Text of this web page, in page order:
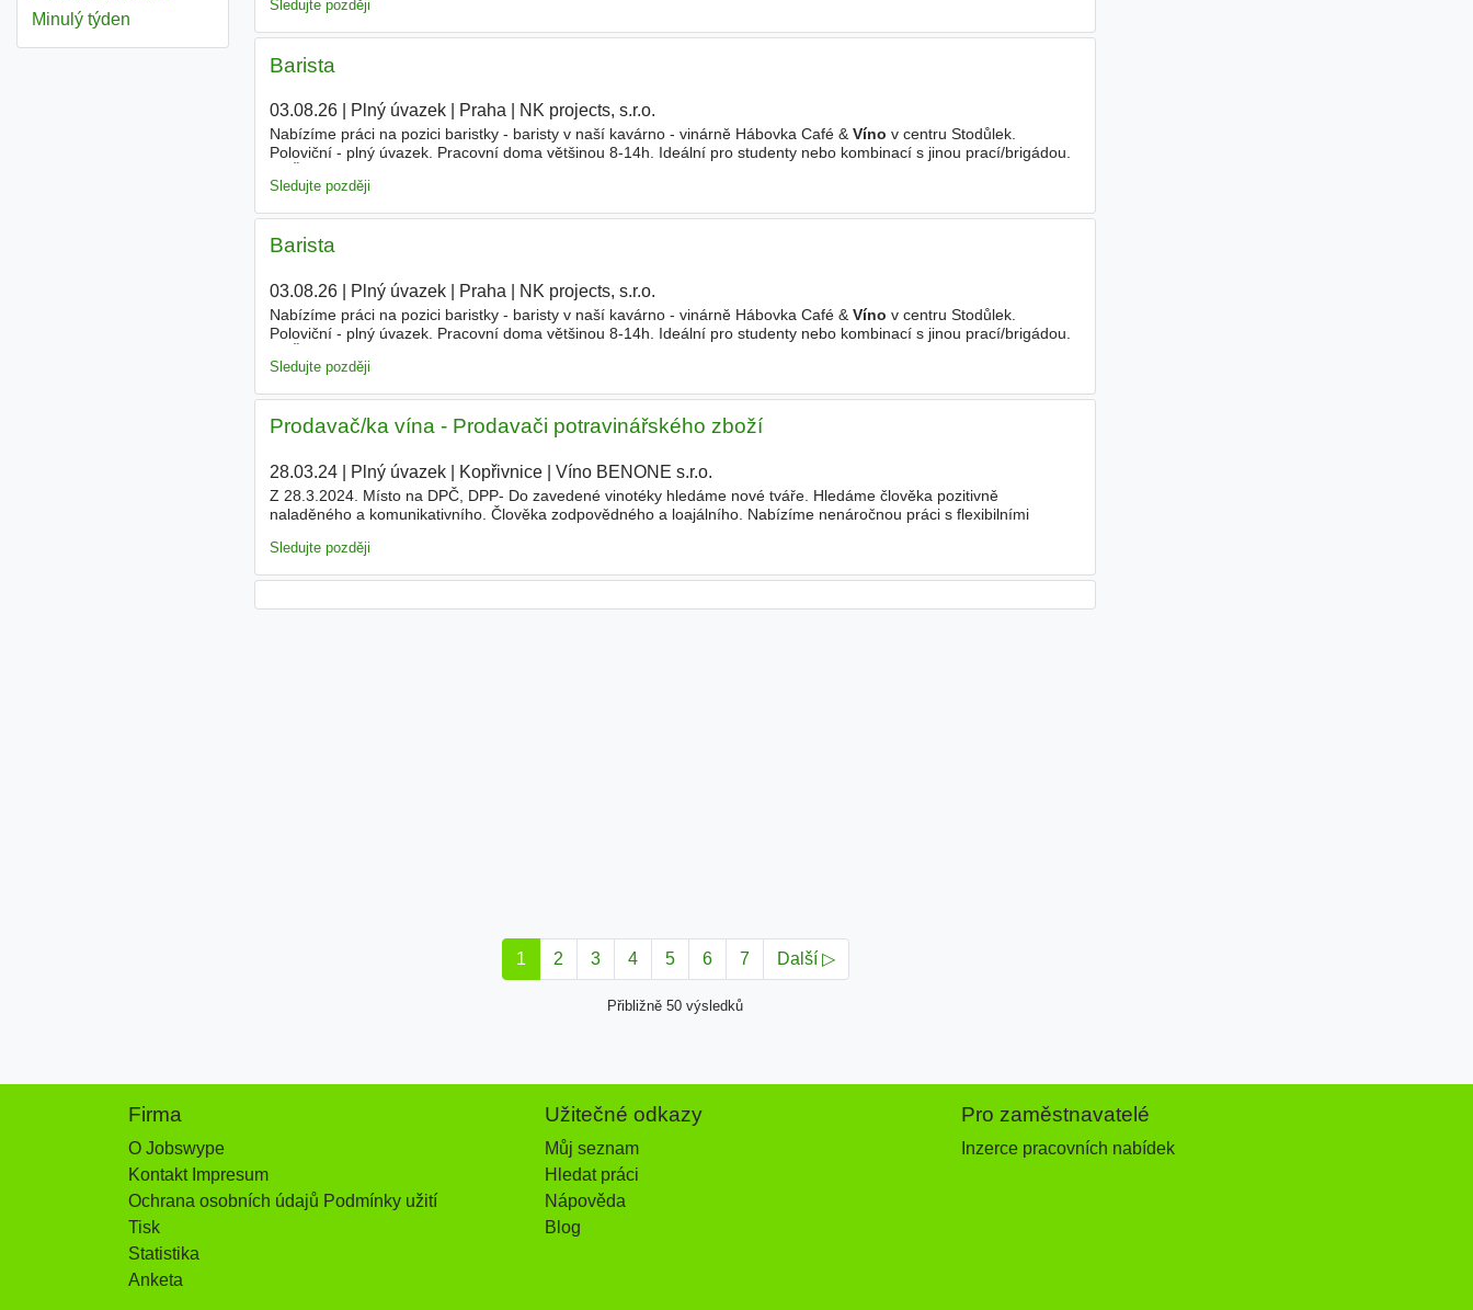
Minulý týden
Sledujte později
Barista
03.08.26| Plný úvazek| Praha NK projects, s.r.o.
Nabízíme práci na pozici baristky - baristy v naší kavárno - vinárně Hábovka Café & Víno v centru Stodůlek.
Poloviční - plný úvazek. Pracovní doma většinou 8-14h. Ideální pro studenty nebo kombinací s jinou prací/brigádou.
Sledujte později
Barista
03.08.26| Plný úvazek| Praha NK projects, s.r.o.
Nabízíme práci na pozici baristky - baristy v naší kavárno - vinárně Hábovka Café & Víno v centru Stodůlek.
Poloviční - plný úvazek. Pracovní doma většinou 8-14h. Ideální pro studenty nebo kombinací s jinou prací/brigádou.
Sledujte později
Prodavač/ka vína - Prodavači potravinářského zboží
28.03.24| Plný úvazek| Kopřivnice| Víno BENONE s.r.o.
Z 28.3.2024. Místo na DPČ, DPP- Do zavedené vinotéky hledáme nové tváře. Hledáme člověka pozitivně
naladěného a komunikativního. Člověka zodpovědného a loajálního. Nabízíme nenáročnou práci s flexibilními
Sledujte později
1 2 3 4 5 6 7 Další ▷
Přibližně 50 výsledků
Firma
O Jobswype
Kontakt Impresum
Ochrana osobních údajů Podmínky užití
Tisk
Statistika
Anketa
Užitečné odkazy
Můj seznam
Hledat práci
Nápověda
Blog
Pro zaměstnavatelé
Inzerce pracovních nabídek